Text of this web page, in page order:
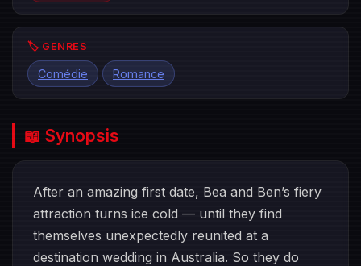
🏷️ GENRES
Comédie Romance
📖 Synopsis
After an amazing first date, Bea and Ben’s fiery
attraction turns ice cold — until they find
themselves unexpectedly reunited at a
destination wedding in Australia. So they do